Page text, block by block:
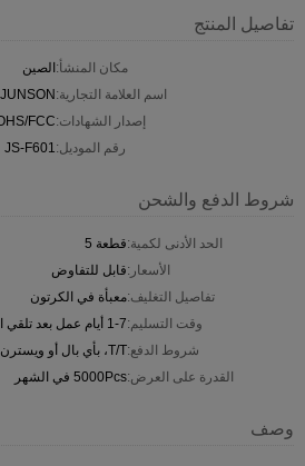
تفاصيل المنتج
مكان المنشأ:الصين
اسم العلامة التجارية:JUNSON
إصدار الشهادات:FCC
رقم الموديل:JS-F601
شروط الدفع والشحن
الحد الأدنى لكمية:قطعة 5
الأسعار:قابل للتفاوض
تفاصيل التغليف:معبأة في الكرتون
وقت التسليم:1-7 أيام عمل بعد تلقي الدفع
شروط الدفع:T/T، بأي بال أو ويسترن يونيون مقدما
القدرة على العرض:5000Pcs في الشهر
وصف